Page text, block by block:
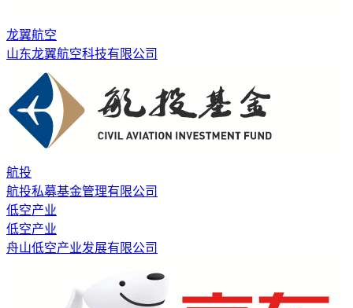
龙翼航空
山东龙翼航空科技有限公司
航投
航投私募基金管理有限公司
低空产业
低空产业
舟山低空产业发展有限公司